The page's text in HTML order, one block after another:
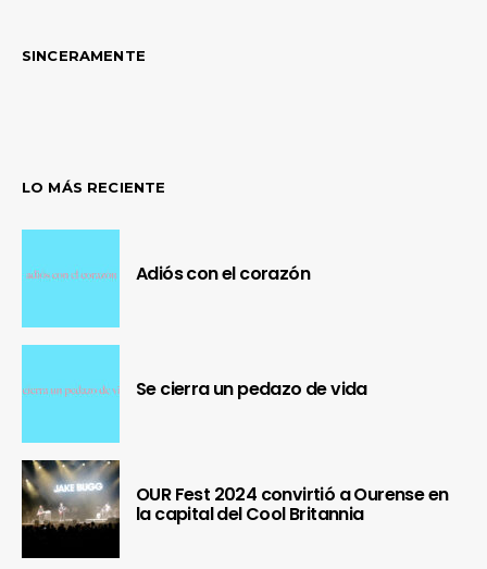
SINCERAMENTE
LO MÁS RECIENTE
Adiós con el corazón
Se cierra un pedazo de vida
OUR Fest 2024 convirtió a Ourense en
la capital del Cool Britannia